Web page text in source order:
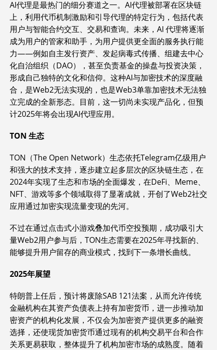
AI代理是最热门的细分赛道之一。AI代理被部署在区块链
上，利用代币机制激励和引导代理的特定行为，包括代表
用户与智能合约交互、交易和查询。未来，AI 代理将逐渐
成为用户的管家和助手，为用户提供更全面的服务执行能
力——例如自主发行资产、发起病毒式传播、组建去中心
化自治组织（DAO），甚至负责基金的操盘与投资决策，
形成自己独特的文化和信仰。这种AI与加密技术的深度融
合，是Web2无法实现的，也是Web3单靠加密技术无法独
立完成的全新形态。目前，这一切尚未实现产品化，但预
计2025年将会出现AI代理应用。
TON 生态
TON（The Open Network）生态依托Telegram亿级用户
和强大的技术支持，逐步建立起多层次的区块链生态，在
2024年实现了生态和市场的全面爆发，在DeFi、Meme、
NFT、游戏等多个领域取得了显著成就，开创了Web2社交
应用通过加密实现流量变现的先河。
不过在通过点击式小游戏叠加代币空投预期，成功吸引大
量Web2用户参与后，TON生态需要在2025年寻找新的、
能够提升用户留存的商业模式，找到下一条增长曲线。
2025年展望
特朗普上任后，预计将废除SAB 121法案，从而允许传统
金融机构在其资产负债表上持有加密货币，进一步推动加
密资产的机构化发展，不仅会为加密资产提供更多的融资
选择，还使现货加密货币通过现有的机构交易平台和合作
关系更易获取，整体提升了机构加密市场的成熟度。随着